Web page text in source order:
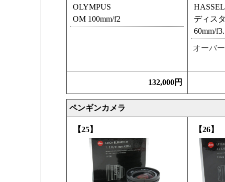
OLYMPUS
OM 100mm/f2
ディス
60mm/
オーバ
132,000円
ペンギンカメラ
【25】 【26】